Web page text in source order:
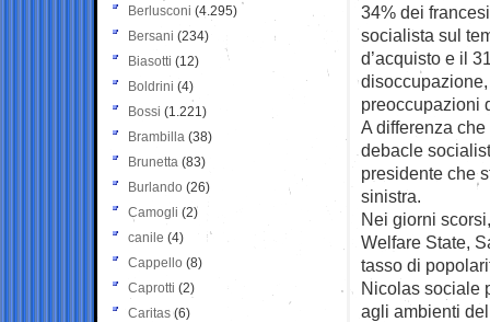
34% dei
socialista sul
d’acquisto e il
preoccupazioni
A differenza
debacle
presidente che
sinistra.
Nei giorni
Welfare State,
tasso di
Nicolas sociale
agli ambienti
Berlusconi (4.295)
Bersani (234)
Biasotti (12)
Boldrini (4)
Bossi (1.221)
Brambilla (38)
Brunetta (83)
Burlando (26)
Camogli (2)
canile (4)
Cappello (8)
Caprotti (2)
Caritas (6)